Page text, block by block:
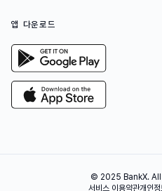
앱 다운로드
© 2025 BankX.
서비스 이용약관개인